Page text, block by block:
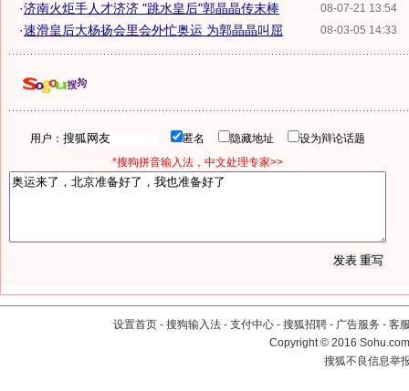
08-07-21 13:54
·济南火炬手人才济济 "跳水皇后"郭晶晶传末棒
08-03-05 14:33
·速滑皇后大杨扬会里会外忙奥运 为郭晶晶叫屈
用户： 匿名 隐藏地址
设为辩论话题
*搜狗拼音输入法，中文处理专家>>
设置首页 - 搜狗输入法 - 支付中心 - 搜狐招聘 - 广告服务 - 客
Copyright©2016
搜狐不良信息举